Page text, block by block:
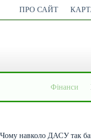
вмісту
ПРО САЙТ
Фінанси
Чому навколо ДАСУ так